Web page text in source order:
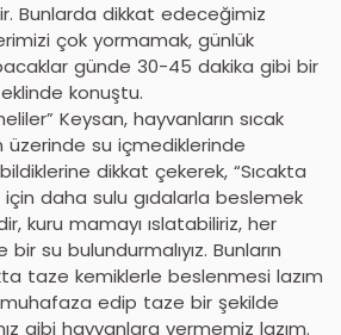
Bunlarda dikkat edeceğimiz
çok yormamak, günlük
günde 30-45 dakika gibi bir
konuştu.
Keysan, hayvanların sıcak
su içmediklerinde
dikkat çekerek, “Sıcakta
daha sulu gıdalarla beslemek
kuru mamayı ıslatabiliriz, her
su bulundurmalıyız. Bunların
taze kemiklerle beslenmesi lazım
edip taze bir şekilde
gibi hayvanlara vermemiz lazım.